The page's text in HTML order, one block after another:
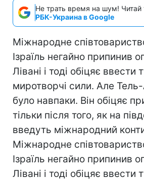
Не трать время на шум! Читай
РБК-Украина в Google
Міжнародне
Ізраїль негайно припинив
Лівані і тоді обіцяє ввести
миротворчі сили. Але
було навпаки. Він обіцяє
тільки після того, як на
введуть міжнародний
Міжнародне
Ізраїль негайно припинив
Лівані і тоді обіцяє ввести